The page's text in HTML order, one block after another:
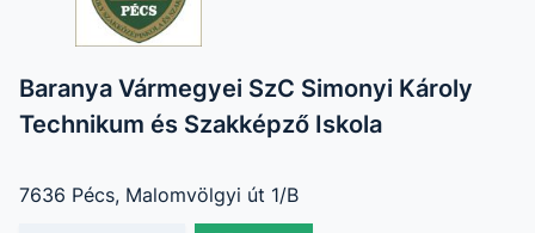
Baranya Vármegyei SzC Simonyi Károly
Technikum és Szakképző Iskola
7636 Pécs, Malomvölgyi út 1/B